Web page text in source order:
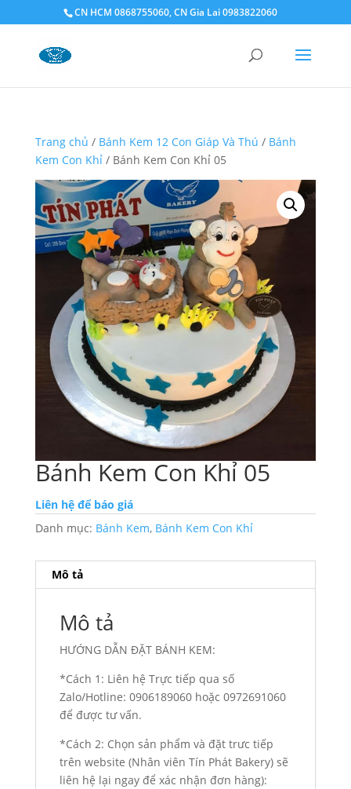
CN HCM 0868755060, CN Gia Lai 0983822060
Trang chủ / Bánh Kem 12 Con Giáp Và Thú / Bánh
Kem Con Khỉ/ Bánh Kem Con Khỉ 05
Bánh Kem Con Khỉ 05
Liên hệ để báo giá
Danh mục: Bánh Kem, Bánh Kem Con Khỉ
Mô tả
Mô tả
HƯỚNG DẪN ĐẶT BÁNH KEM:
*Cách 1: Liên hệ Trực tiếp qua số
Zalo/Hotline: 0906189060 hoặc 0972691060
để được tư vấn.
*Cách 2: Chọn sản phẩm và đặt trưc tiếp
trên website (Nhân viên Tín Phát Bakery) sẽ
liên hệ lại ngay để xác nhận đơn hàng):